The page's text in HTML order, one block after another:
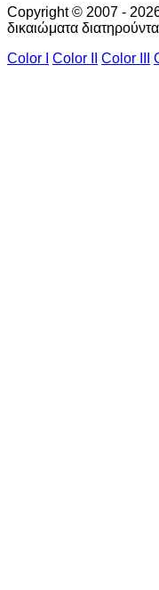
Copyright © 2007 -
δικαιώματα
Color I
Color II Color III